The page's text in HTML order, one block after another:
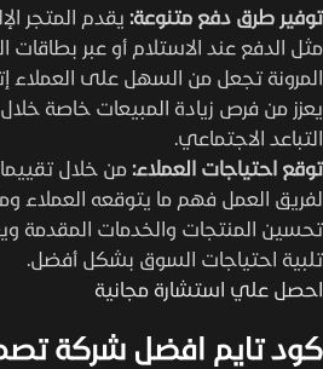
توفير طرق دفع متنوعة: يقدم المتجر
مثل الدفع عند الاستلام أو عبر بطاقات
المرونة تجعل من السهل على العملاء
يعزز من فرص زيادة المبيعات خاصة
التباعد الاجتماعي.
توقع احتياجات العملاء: من خلال
لفريق العمل فهم ما يتوقعه العملاء
تحسين المنتجات والخدمات المقدمة
تلبية احتياجات السوق بشكل أفضل.
احصل علي استشارة مجانية
كود تايم افضل شركة